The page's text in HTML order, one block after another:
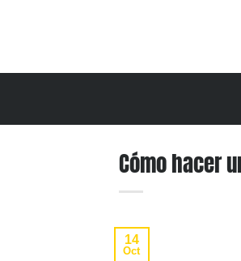
Cómo hacer
14
Oct